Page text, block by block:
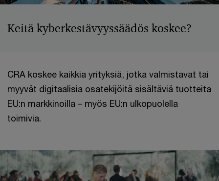
Keitä kyberkestävyyssäädös koskee?
CRA koskee kaikkia yrityksiä, jotka valmistavat tai
myyvät digitaalisia osatekijöitä sisältäviä tuotteita
EU:n markkinoilla – myös EU:n ulkopuolella
toimivia.